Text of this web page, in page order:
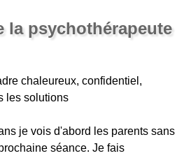
la psychothérapeute
chaleureux, confidentiel,
les solutions
je vois d'abord les parents sans
séance. Je fais